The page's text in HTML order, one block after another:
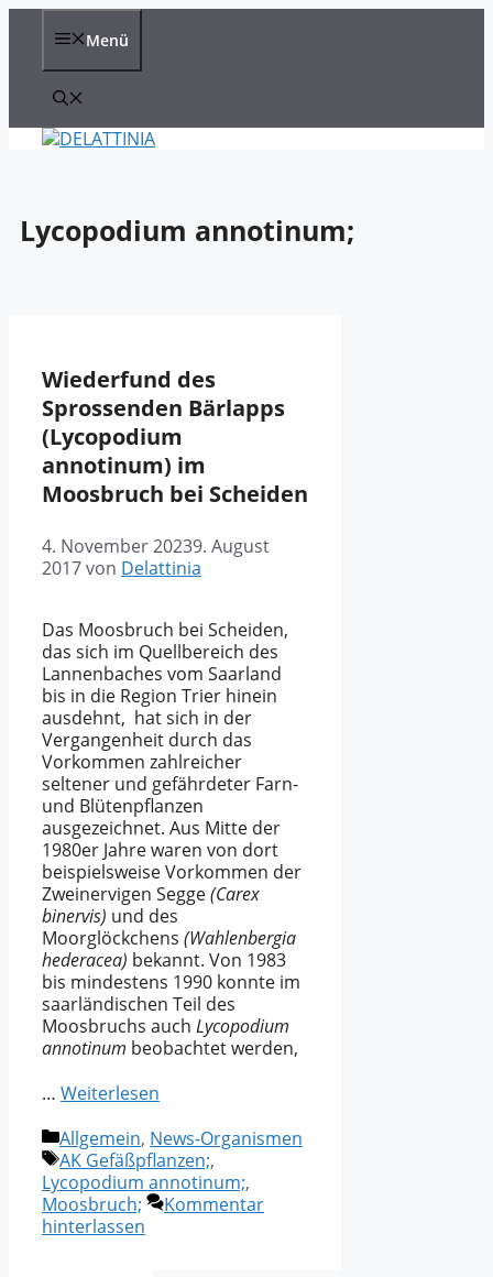
Zum
Menü
Lycopodium annotinum;
Wiederfund des
Sprossenden Bärlapps
(Lycopodium
annotinum) im
Moosbruch bei Scheiden
4. November 20239. August
2017von Delattinia
Das Moosbruch bei Scheiden,
das sich im Quellbereich des
Lannenbaches vom Saarland
bis in die Region Trier hinein
ausdehnt, hat sich in der
Vergangenheit durch das
Vorkommen zahlreicher
seltener und gefährdeter Farn-
und Blütenpflanzen
ausgezeichnet. Aus Mitte der
1980er Jahre waren von dort
beispielsweise Vorkommen der
Zweinervigen Segge(Carex
binervis) und des
Moorglöckchens (Wahlenbergia
hederacea) bekannt. Von 1983
bis mindestens 1990 konnte im
saarländischen Teil des
Moosbruchs auch Lycopodium
annotinum beobachtet werden,
… Weiterlesen
Kategorien
Allgemein, News-Organismen
Schlagwörter
AK Gefäßpflanzen;,
Lycopodium annotinum;,
Moosbruch;
Kommentar
hinterlassen